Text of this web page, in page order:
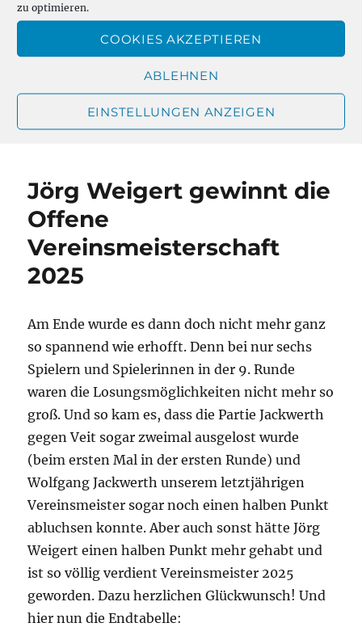
zu optimieren.
COOKIES AKZEPTIEREN
ABLEHNEN
EINSTELLUNGEN ANZEIGEN
Leistung! Die Endtabelle:
,
Joachim
Veröffentlicht
23. Januar 2026 Kategorien
Uncategorized
erneut
den
Jörg Weigert gewinnt die
Offene
Vereinsmeisterschaft
2025
Am Ende wurde es dann doch nicht mehr ganz
so spannend wie erhofft. Denn bei nur sechs
Spielern und Spielerinnen in der 9. Runde
waren die Losungsmöglichkeiten nicht mehr so
groß. Und so kam es, dass die Partie Jackwerth
gegen Veit sogar zweimal ausgelost wurde
(beim ersten Mal in der ersten Runde) und
Wolfgang Jackwerth unserem letztjährigen
Vereinsmeister sogar noch einen halben Punkt
abluchsen konnte. Aber auch sonst hätte Jörg
Weigert einen halben Punkt mehr gehabt und
ist so völlig verdient Vereinsmeister 2025
geworden. Dazu herzlichen Glückwunsch! Und
hier nun die Endtabelle: